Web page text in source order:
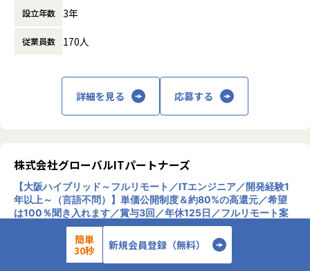
とができます。
■チーム組織構成
当社はこれからも「エンジニアファースト」な会社を目指
し、さまざまな改革を続けていきます。
＼ 先輩たちの入社理由 ／
□案件を自分で選びたい
□リモートワークに比重を置きたい
□自分のプライベートはしっかり確保したい
□もっと違う業界・分野のプロジェクトに挑戦したい
□今の収入に不満がある
そんな想いをもった先輩たちが
ムエンジニアリングサービス（SES）、ソフ
で、AWSやAzureなどのクラウド構築から業
べる「案件選択制度」や報酬を透明化する
「単価公開制度」を導入し、キャリア形成を
重視。Udemy教材や資格取得支援などスキル
gether」を掲げています。
設立年数 3年
従業員数 170人
詳細を見る 応募する
株式会社グローバルITパートナーズ
【大阪ハイブリッド～フルリモート／ITエンジニア／開発経験1
年以上～（言語不問）】単価公開制度＆約80%の高還元／希望
は100％聞き入れます／賞与3回／年休125日／フルリモート案
のリモートワーク求人
簡単
30秒
新規会員登録（無料）